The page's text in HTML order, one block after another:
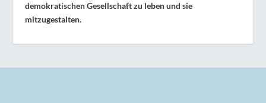
demokratischen Gesellschaft zu leben und sie
mitzugestalten.